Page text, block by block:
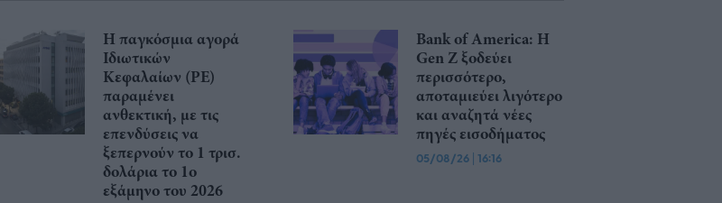
Η παγκόσμια αγορά
Ιδιωτικών
Κεφαλαίων (PE)
παραμένει
ανθεκτική, με τις
επενδύσεις να
ξεπερνούν το 1 τρισ.
δολάρια το 1ο
εξάμηνο του 2026
Bank of America: Η
Gen Z ξoδεύει
περισσότερο,
αποταμιεύει λιγότερο
και αναζητά νέες
πηγές εισοδήματος
05/08/26 | 16:16